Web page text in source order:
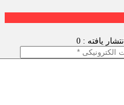
انتشار یافته : 0